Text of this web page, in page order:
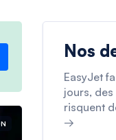
Nos
EasyJet
jours,
risquent
→